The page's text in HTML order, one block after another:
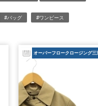
#バッグ #ワンピース
オーバーフロークロージング三